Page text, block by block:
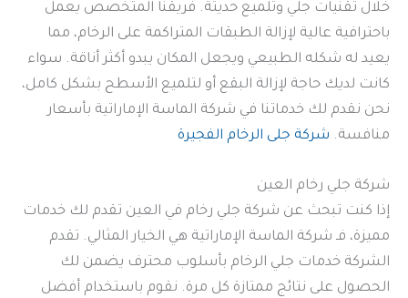
خلال تقنيات جلي وتلميع حديثة. فريقنا المتخصص يعمل
باحترافية عالية لإزالة الطبقات المتراكمة على الرخام، مما
يعيد له شكله الطبيعي ويجعل المكان يبدو أكثر أناقة. سواء
كانت لديك حاجة لإزالة البقع أو لتلميع الأسطح بشكل كامل،
نحن نقدم لك خدماتنا في شركة الماسة الإماراتية بأسعار
منافسة. شركة جلى الرخام الفجيرة
شركة جلي رخام العين
إذا كنت تبحث عن شركة جلي رخام في العين تقدم لك خدمات
مميزة، فـ شركة الماسة الإماراتية هي الخيار المثالي. تقدم
الشركة خدمات جلي الرخام بأسلوب محترف يضمن لك
الحصول على نتائج ممتازة كل مرة. نقوم باستخدام أفضل